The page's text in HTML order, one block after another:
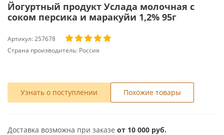
Йогуртный продукт Услада молочная с
соком персика и маракуйи 1,2% 95г
Артикул:257678
Страна производитель: Россия
Узнать о поступлении Похожие товары
Доставка возможна при заказе от 10 000 руб.